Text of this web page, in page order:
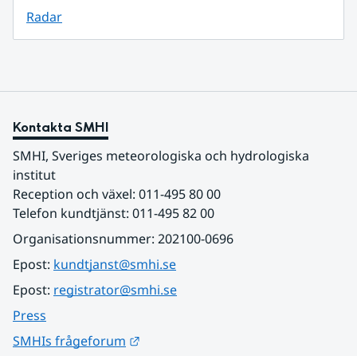
Radar
Kontakta SMHI
SMHI, Sveriges meteorologiska och hydrologiska
institut
Reception och växel: 011-495 80 00
Telefon kundtjänst: 011-495 82 00
Organisationsnummer: 202100-0696
Epost: kundtjanst@smhi.se
Epost: registrator@smhi.se
Press
SMHIs frågeforum